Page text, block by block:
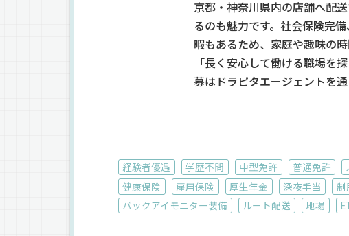
京都・神奈川県内の店舗へ配
るのも魅力です。社会保険完
暇もあるため、家庭や趣味の
「長く安心して働ける職場を
募はドラピタエージェントを
経験者優遇 学歴不問 中型免許 普通免許
健康保険
雇用保険 厚生年金 深夜手当 制
バックアイモニター装備
ルート配送 地場